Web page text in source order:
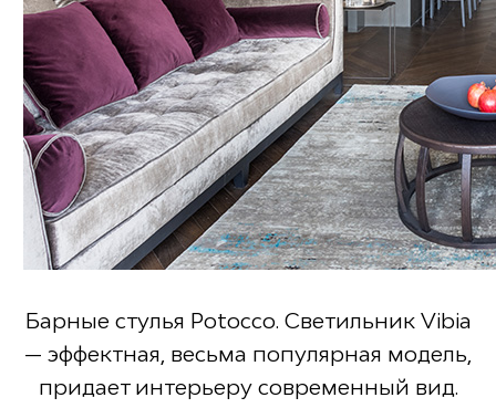
Барные стулья Potocco. Светильник Vibia
— эффектная, весьма популярная модель,
придает интерьеру современный вид.​